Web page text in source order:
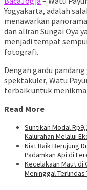
Yogyakarta, adalah
menawarkan
dan aliran Sungai Oya
menjadi tempat
fotografi.
Dengan gardu
spektakuler, Watu
terbaik untuk
Read More
Suntikan Modal
Kalurahan Melalui
Niat Baik Berujung
Padamkan Api di
Kecelakaan Maut di
Meninggal Terlindas